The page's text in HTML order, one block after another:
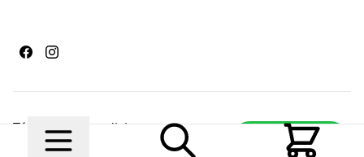
Escribinos
© 2026 Maldito RamónRealizado por Ecwid de
Términos y condiciones